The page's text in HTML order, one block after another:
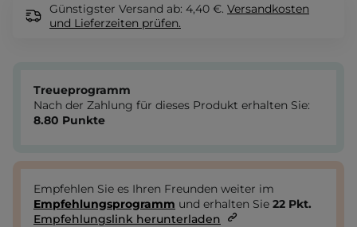
Günstigster Versand ab: 4,40 €. Versandkosten
und Lieferzeiten prüfen.
Treueprogramm
Nach der Zahlung für dieses Produkt erhalten Sie:
8.80 Punkte
Empfehlen Sie es Ihren Freunden weiter im
Empfehlungsprogramm und erhalten Sie 22 Pkt.
Empfehlungslink herunterladen